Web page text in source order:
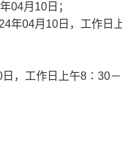
04月10日；
年04月10日，工作
，工作日上午8∶30